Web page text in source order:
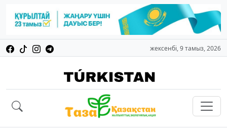
жексенбі, 9 тамыз, 2026